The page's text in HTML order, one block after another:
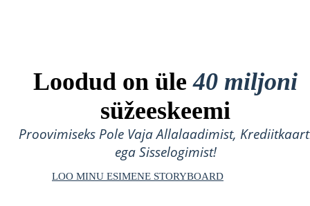
Loodud on üle40 miljoni
süžeeskeemi
Proovimiseks Pole Vaja Allalaadimist,
ega Sisselogimist!
LOO MINU ESIMENE STORYBOARD